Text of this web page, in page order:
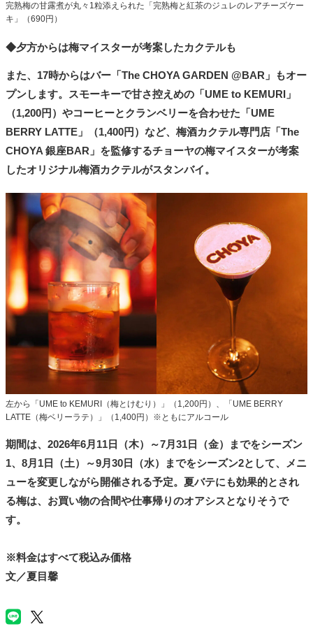
完熟梅の甘露煮が丸々1粒添えられた「完熟梅と紅茶のジュレのレアチーズケー
キ」（690円）
◆夕方からは梅マイスターが考案したカクテルも
また、17時からはバー「The CHOYA GARDEN @BAR」もオー
プンします。スモーキーで甘さ控えめの「UME to KEMURI」
（1,200円）やコーヒーとクランベリーを合わせた「UME
BERRY LATTE」（1,400円）など、梅酒カクテル専門店「The
CHOYA 銀座BAR」を監修するチョーヤの梅マイスターが考案
したオリジナル梅酒カクテルがスタンバイ。
左から「UME to KEMURI（梅とけむり）」（1,200円）、「UME BERRY
LATTE（梅ベリーラテ）」（1,400円）※ともにアルコール
期間は、2026年6月11日（木）～7月31日（金）までをシーズン
1、8月1日（土）～9月30日（水）までをシーズン2として、メニ
ューを変更しながら開催される予定。夏バテにも効果的とされ
る梅は、お買い物の合間や仕事帰りのオアシスとなりそうで
す。
※料金はすべて税込み価格
文／夏目馨